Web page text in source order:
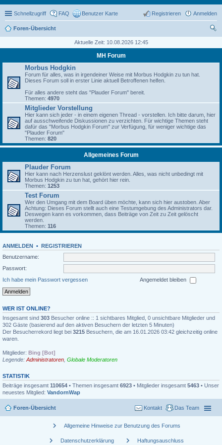
Schnellzugriff FAQ Benutzer Karte Anmelden
Registrieren
Foren-Übersicht
Aktuelle Zeit: 10.08.2026 12:45
MH Forum
Morbus Hodgkin
Forum für alles, was in irgendeiner Weise mit Morbus Hodgkin zu tun hat.
Dieses Forum soll in erster Linie aktuell Betroffenen helfen.
Für alles andere steht das "Plauder Forum" bereit.
Themen: 4970
Mitglieder Vorstellung
Hier kann sich jeder - in einem eigenen Thread - vorstellen. Ich bitte darum, hier
auf ausschweifende Diskussionen zu verzichten. Für wichtige Themen steht
dafür das "Morbus Hodgkin Forum" zur Verfügung, für weniger wichtige das
"Plauder Forum"
Themen: 820
Allgemeines Forum
Plauder Forum
Hier kann nach Herzenslust geklönt werden. Alles, was nicht unbedingt mit
Morbus Hodgkin zu tun hat, gehört hier rein.
Themen: 1253
Test Forum
Wer den Umgang mit dem Board üben möchte, kann sich hier austoben. Aber
Achtung: Dieses Forum stellt auch eine Testumgebung des Administrators dar.
Deswegen kann es vorkommen, dass Beiträge von Zeit zu Zeit gelöscht
werden.
Themen: 116
ANMELDEN • REGISTRIEREN
Benutzername:
Passwort:
Ich habe mein Passwort vergessen
Angemeldet bleiben
WER IST ONLINE?
Insgesamt sind 303 Besucher online :: 1 sichtbares Mitglied, 0 unsichtbare Mitglieder und
302 Gäste (basierend auf den aktiven Besuchern der letzten 5 Minuten)
Der Besucherrekord liegt bei 3215 Besuchern, die am 16.01.2026 03:42 gleichzeitig online
waren.
Mitglieder: Bing [Bot]
Legende: Administratoren Globale Moderatoren
STATISTIK
Beiträge insgesamt 110654 • Themen insgesamt 6923 • Mitglieder insgesamt 5463 • Unser
neuestes Mitglied: VandornWap
Foren-Übersicht Das Team
Kontakt
chevron_right Allgemeine Hinweise zur Benutzung des Forums
chevron_right Datenschutzerklärung chevron_right Haftungsauschluss